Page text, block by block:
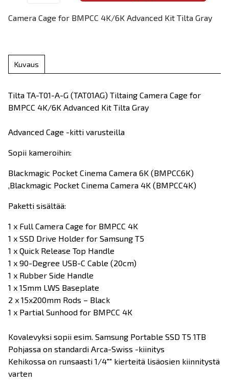
Camera Cage for BMPCC 4K/6K Advanced Kit Tilta Gray
Kuvaus
Tilta TA-T01-A-G (TAT01AG) Tiltaing Camera Cage for
BMPCC 4K/6K Advanced Kit Tilta Gray
Advanced Cage -kitti varusteilla
Sopii kameroihin:
Blackmagic Pocket Cinema Camera 6K (BMPCC6K)
,Blackmagic Pocket Cinema Camera 4K (BMPCC4K)
Paketti sisältää:
1 x Full Camera Cage for BMPCC 4K
1 x SSD Drive Holder for Samsung T5
1 x Quick Release Top Handle
1 x 90-Degree USB-C Cable (20cm)
1 x Rubber Side Handle
1 x 15mm LWS Baseplate
2 x 15x200mm Rods – Black
1 x Partial Sunhood for BMPCC 4K
Kovalevyksi sopii esim. Samsung Portable SSD T5 1TB
Pohjassa on standardi Arca-Swiss -kiinitys
Kehikossa on runsaasti 1/4"" kierteitä lisäosien kiinnitystä
varten